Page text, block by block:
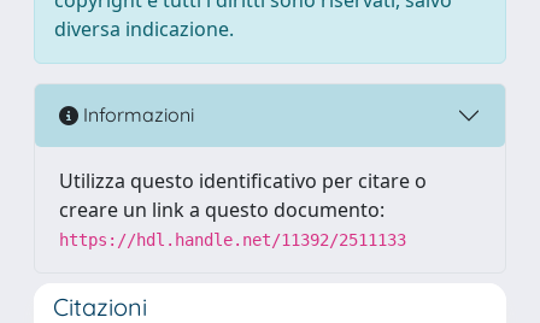
diversa indicazione.
Informazioni
Utilizza questo identificativo per citare o
creare un link a questo documento:
https://hdl.handle.net/11392/2511133
Citazioni